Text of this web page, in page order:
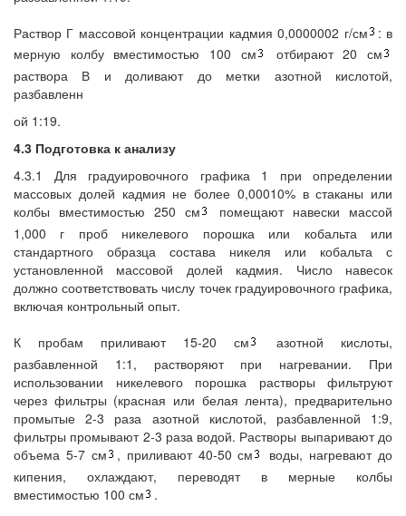
Раствор Г массовой концентрации кадмия 0,0000002 г/см
: в
мерную колбу вместимостью 100 см
отбирают 20 см
раствора В и доливают до метки азотной кислотой,
разбавленн
ой 1:19.
4.3 Подготовка к анализу
4.3.1 Для градуировочного графика 1 при определении
массовых долей кадмия не более 0,00010% в стаканы или
колбы вместимостью 250 см
помещают навески массой
1,000 г проб никелевого порошка или кобальта или
стандартного образца состава никеля или кобальта с
установленной массовой долей кадмия. Число навесок
должно соответствовать числу точек градуировочного графика,
включая контрольный опыт.
К пробам приливают 15-20 см
азотной кислоты,
разбавленной 1:1, растворяют при нагревании. При
использовании никелевого порошка растворы фильтруют
через фильтры (красная или белая лента), предварительно
промытые 2-3 раза азотной кислотой, разбавленной 1:9,
фильтры промывают 2-3 раза водой. Растворы выпаривают до
объема 5-7 см
, приливают 40-50 см
воды, нагревают до
кипения, охлаждают, переводят в мерные колбы
вместимостью 100 см
.